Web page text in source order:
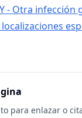
- Otra infección
para enlazar o